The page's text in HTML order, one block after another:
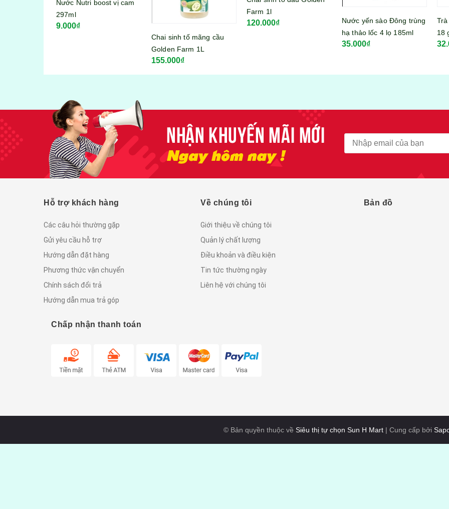
120.000₫
Nước yến sào Đông trùng
Trà dâu hoà tan Cozy hộp
18 gói 270gram
32.000₫
Hỗ trợ khách hàng
Các câu hỏi thường gặp
Gửi yêu cầu hỗ trợ
Hướng dẫn đặt hàng
Phương thức vận chuyển
Chính sách đổi trả
Hướng dẫn mua trả góp
Về chúng tôi
Giới thiệu về chúng tôi
Quản lý chất lượng
Điều khoản và điều kiện
Tin tức thường ngày
Liên hệ với chúng tôi
Chấp nhận thanh toán
Bản đồ
© Bản quyền thuộc về Siêu thị tự chọn Sun H Mart| Cung cấp bởi